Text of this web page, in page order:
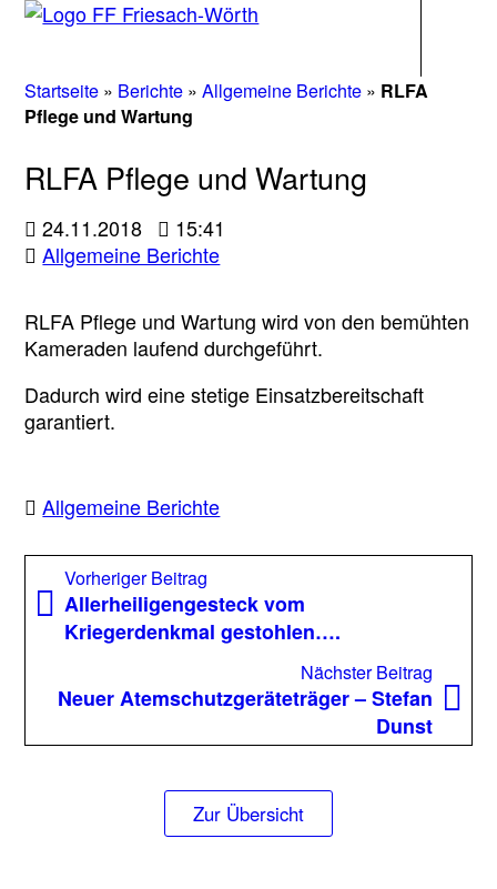
Startseite » Berichte »Allgemeine Berichte » RLFA
Pflege und Wartung
RLFA Pflege und Wartung
24.11.2018
15:41
Allgemeine Berichte
RLFA Pflege und Wartung wird von den bemühten
Kameraden laufend durchgeführt.
Dadurch wird eine stetige Einsatzbereitschaft
garantiert.
Allgemeine Berichte
Beitragsnavigation
Vorheriger Beitrag
Beitrag:
Allerheiligengesteck vom
Kriegerdenkmal gestohlen….
Nächster Beitrag
Neuer Atemschutzgeräteträger – Stefan
Dunst
Zur Übersicht